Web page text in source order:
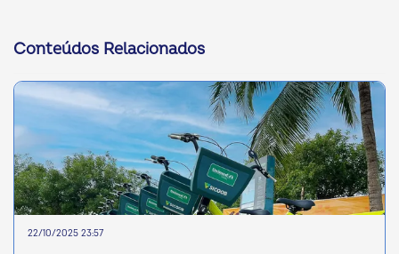
Conteúdos Relacionados
22/10/2025 23:57